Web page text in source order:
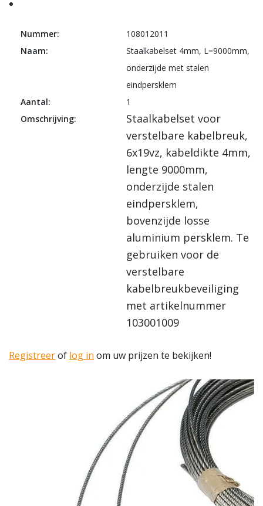
Nummer:
108012011
Naam:
Staalkabelset 4mm, L=9000mm,
onderzijde met stalen
eindpersklem
Aantal:
1
Omschrijving:
Staalkabelset voor
verstelbare kabelbreuk,
6x19vz, kabeldikte 4mm,
lengte 9000mm,
onderzijde stalen
eindpersklem,
bovenzijde losse
aluminium persklem. Te
gebruiken voor de
verstelbare
kabelbreukbeveiliging
met artikelnummer
103001009
Registreerof log in om uw prijzen te bekijken!